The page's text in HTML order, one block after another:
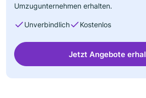
Umzugunternehmen erhalten.
Unverbindlich Kostenlos
Jetzt Angebote